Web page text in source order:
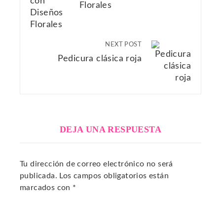
Florales
NEXT POST
Pedicura clásica roja
DEJA UNA RESPUESTA
Tu dirección de correo electrónico no será
publicada. Los campos obligatorios están
marcados con *